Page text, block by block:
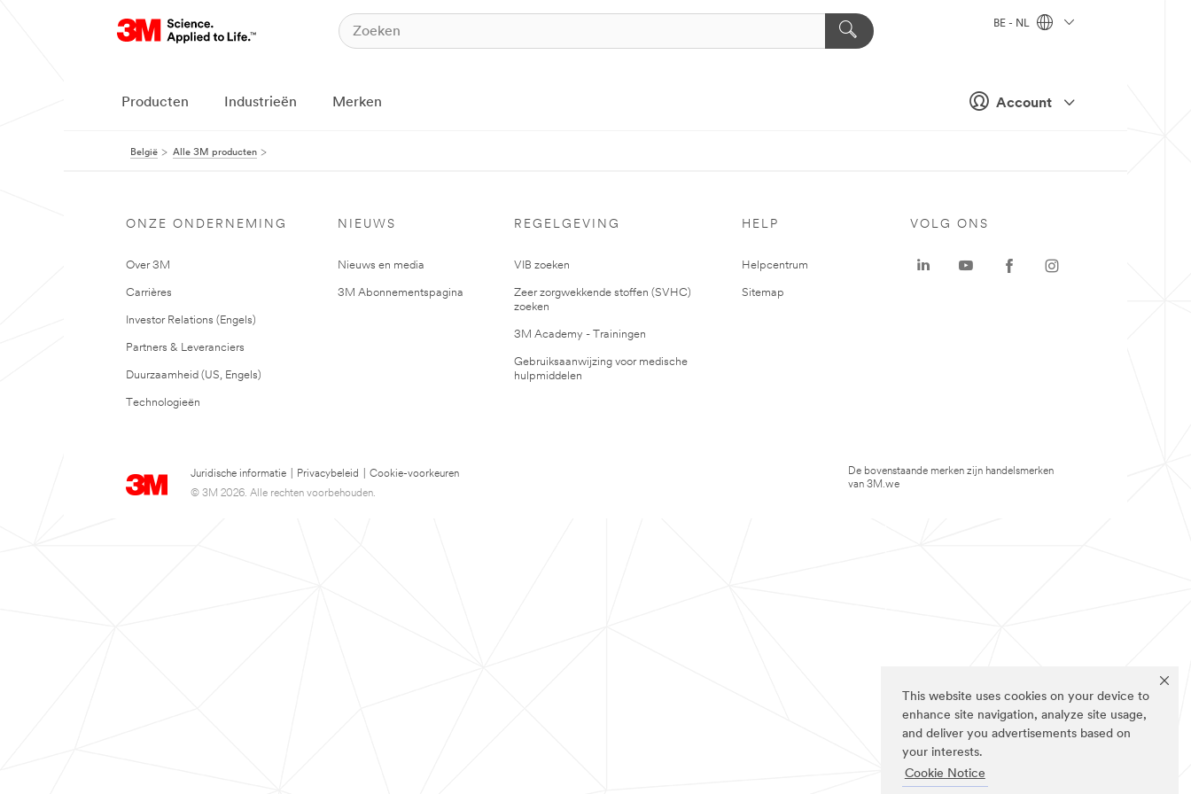
This website uses cookies on your device to
enhance site navigation, analyze site usage,
and deliver you advertisements based on
your interests.
Cookie Notice
Account
BE - NL
Producten Industrieën Merken
België Alle 3M producten
ONZE ONDERNEMING
Over 3M
Carrières
Investor Relations (Engels)
Partners & Leveranciers
Duurzaamheid (US, Engels)
Technologieën
NIEUWS
Nieuws en media
3M Abonnementspagina
REGELGEVING
VIB zoeken
Zeer zorgwekkende stoffen (SVHC)
zoeken
3M Academy - Trainingen
Gebruiksaanwijzing voor medische
hulpmiddelen
HELP
Helpcentrum
Sitemap
Juridische informatie Privacybeleid
Cookie-voorkeuren
© 3M 2026. Alle rechten voorbehouden.
VOLG ONS
De bovenstaande merken zijn handelsmerken
van 3M.we